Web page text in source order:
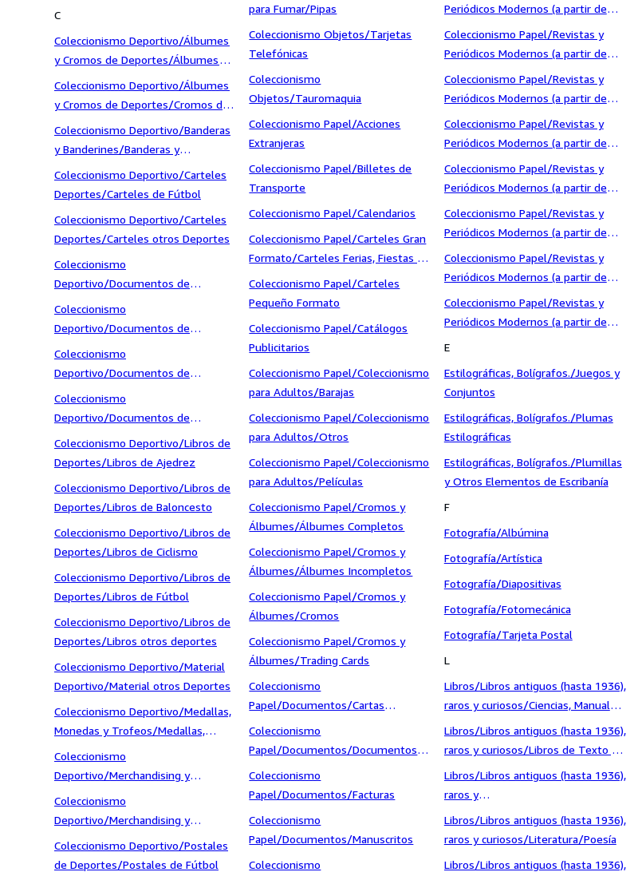
C
Coleccionismo Deportivo/Álbumes
y Cromos de Deportes/Álbumes
otros Deportes
Coleccionismo Deportivo/Álbumes
y Cromos de Deportes/Cromos de
Fútbol
Coleccionismo Deportivo/Banderas
y Banderines/Banderas y
Banderines de Fútbol
Coleccionismo Deportivo/Carteles
Deportes/Carteles de Fútbol
Coleccionismo Deportivo/Carteles
Deportes/Carteles otros Deportes
Coleccionismo
Deportivo/Documentos de
Deportes/Autógrafos
Coleccionismo
Deportivo/Documentos de
Deportes/Entradas de Fútbol
Coleccionismo
Deportivo/Documentos de
Deportes/Fotografías de Deportes
Coleccionismo
Deportivo/Documentos de
Deportes/Otros Documentos
Coleccionismo Deportivo/Libros de
Deportes/Libros de Ajedrez
Coleccionismo Deportivo/Libros de
Deportes/Libros de Baloncesto
Coleccionismo Deportivo/Libros de
Deportes/Libros de Ciclismo
Coleccionismo Deportivo/Libros de
Deportes/Libros de Fútbol
Coleccionismo Deportivo/Libros de
Deportes/Libros otros deportes
Coleccionismo Deportivo/Material
Deportivo/Material otros Deportes
Coleccionismo Deportivo/Medallas,
Monedas y Trofeos/Medallas,
Monedas y Trofeos otros Deportes
Coleccionismo
Deportivo/Merchandising y
Mascotas/Merchandising y Mascotas
Coleccionismo
Deportivo/Merchandising y
Mascotas/Merchandising y Mascotas
otros Deportes
Coleccionismo Deportivo/Postales
de Deportes/Postales de Fútbol
para Fumar/Pipas
Coleccionismo Objetos/Tarjetas
Telefónicas
Coleccionismo
Objetos/Tauromaquia
Coleccionismo Papel/Acciones
Extranjeras
Coleccionismo Papel/Billetes de
Transporte
Coleccionismo Papel/Calendarios
Coleccionismo Papel/Carteles Gran
Formato/Carteles Ferias, Fiestas y
Festejos
Coleccionismo Papel/Carteles
Pequeño Formato
Coleccionismo Papel/Catálogos
Publicitarios
Coleccionismo Papel/Coleccionismo
para Adultos/Barajas
Coleccionismo Papel/Coleccionismo
para Adultos/Otros
Coleccionismo Papel/Coleccionismo
para Adultos/Películas
Coleccionismo Papel/Cromos y
Álbumes/Álbumes Completos
Coleccionismo Papel/Cromos y
Álbumes/Álbumes Incompletos
Coleccionismo Papel/Cromos y
Álbumes/Cromos
Coleccionismo Papel/Cromos y
Álbumes/Trading Cards
Coleccionismo
Papel/Documentos/Cartas
Comerciales
Coleccionismo
Papel/Documentos/Documentos
Bancarios
Coleccionismo
Papel/Documentos/Facturas
Coleccionismo
Papel/Documentos/Manuscritos
Coleccionismo
Periódicos Modernos (a partir de
1.940)/Lecturas
Coleccionismo Papel/Revistas y
Periódicos Modernos (a partir de
1.940)/Los Domingos de ABC
Coleccionismo Papel/Revistas y
Periódicos Modernos (a partir de
1.940)/Muy Interesante
Coleccionismo Papel/Revistas y
Periódicos Modernos (a partir de
1.940)/National Geographic
Coleccionismo Papel/Revistas y
Periódicos Modernos (a partir de
1.940)/Otras revistas y periódicos
modernos
Coleccionismo Papel/Revistas y
Periódicos Modernos (a partir de
1.940)/Pronto
Coleccionismo Papel/Revistas y
Periódicos Modernos (a partir de
1.940)/Temas Españoles
Coleccionismo Papel/Revistas y
Periódicos Modernos (a partir de
E
Estilográficas, Bolígrafos./Juegos y
Conjuntos
Estilográficas, Bolígrafos./Plumas
Estilográficas
Estilográficas, Bolígrafos./Plumillas
y Otros Elementos de Escribanía
F
Fotografía/Albúmina
Fotografía/Artística
Fotografía/Diapositivas
Fotografía/Fotomecánica
Fotografía/Tarjeta Postal
L
Libros/Libros antiguos (hasta 1936),
raros y curiosos/Ciencias, Manuales
y Oficios/Derecho, Economía y
Libros/Libros antiguos (hasta 1936),
raros y curiosos/Libros de Texto y
Escuela
Libros/Libros antiguos (hasta 1936),
raros y
curiosos/Literatura/Narrativa/Clásicos
Libros/Libros antiguos (hasta 1936),
raros y curiosos/Literatura/Poesía
Libros/Libros antiguos (hasta 1936),